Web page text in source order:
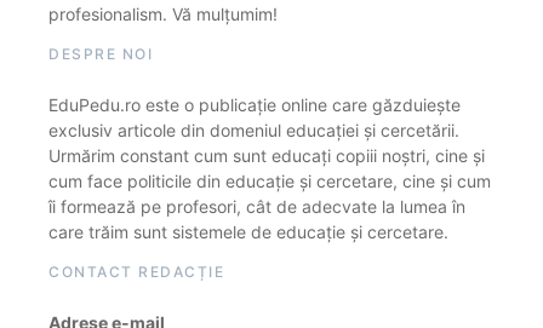
profesionalism. Vă mulțumim!
DESPRE NOI
EduPedu.ro este o publicație online care găzduiește
exclusiv articole din domeniul educației și cercetării.
Urmărim constant cum sunt educați copiii noștri, cine și
cum face politicile din educație și cercetare, cine și cum
îi formează pe profesori, cât de adecvate la lumea în
care trăim sunt sistemele de educație și cercetare.
CONTACT REDACȚIE
Adrese e-mail